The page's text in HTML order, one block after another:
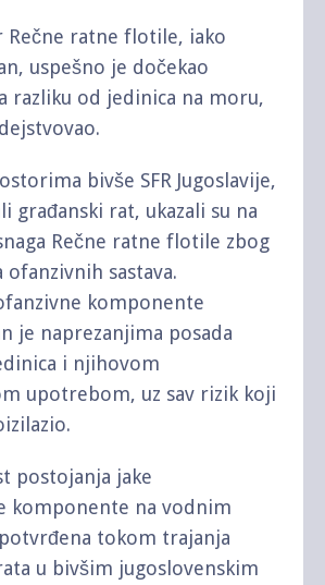
ratne flotile, iako
uspešno je dočekao
razliku od jedinica na moru,
bivše SFR Jugoslavije,
građanski rat, ukazali su na
Rečne ratne flotile zbog
ofanzivnih sastava.
komponente
je naprezanjima posada
i njihovom
upotrebom, uz sav rizik koji
postojanja jake
komponente na vodnim
tokom trajanja
u bivšim jugoslovenskim